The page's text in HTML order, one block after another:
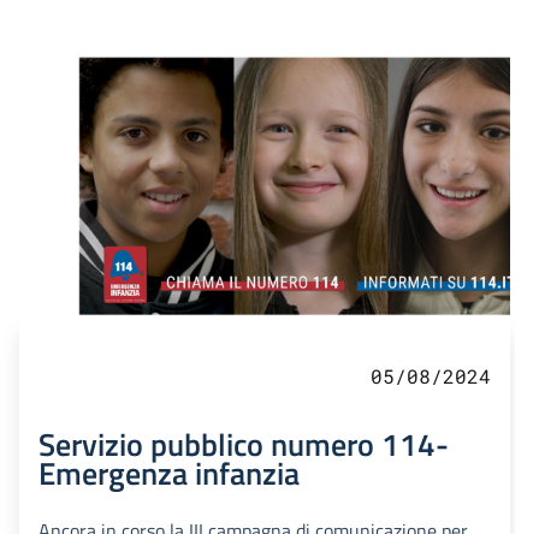
05/08/2024
Servizio pubblico numero 114-
Emergenza infanzia